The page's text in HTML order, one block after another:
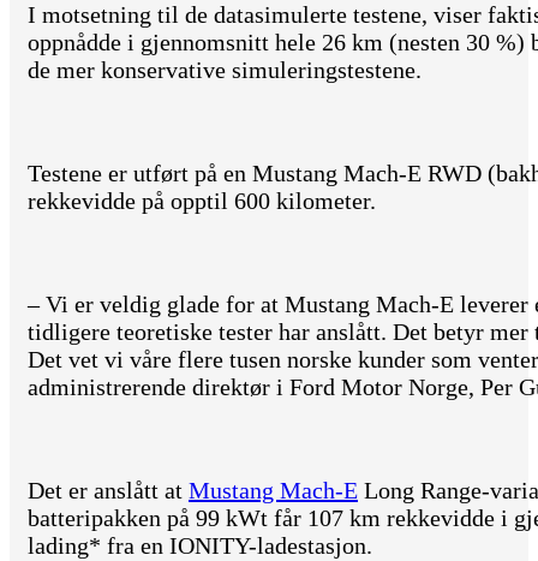
I motsetning til de datasimulerte testene, viser
oppnådde i gjennomsnitt hele 26 km (nesten 30
de mer konservative simuleringstestene.
Testene er utført på en Mustang Mach-E RWD
rekkevidde på opptil 600 kilometer.
– Vi er veldig glade for at Mustang Mach-E leverer
tidligere teoretiske tester har anslått. Det betyr
Det vet vi våre flere tusen norske kunder som
administrerende direktør i Ford Motor Norge, Per
Det er anslått at Mustang Mach-E Long Range-
batteripakken på 99 kWt får 107 km rekkevidde i
lading* fra en IONITY-ladestasjon.